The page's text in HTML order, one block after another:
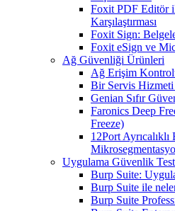
Foxit PDF Editör
Karşılaştırması
Foxit Sign:
Foxit eSign ve
Ağ Güvenliği Ürünleri
Ağ Erişim
Bir Servis
Genian Sıfır
Faronics Deep
Freeze)
12Port
Uygulama Güvenlik
Burp Suite:
Burp Suite ile
Burp Suite